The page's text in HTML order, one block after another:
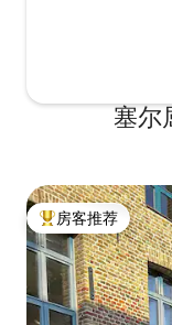
塞尔
热门「房客推荐」
房客推荐